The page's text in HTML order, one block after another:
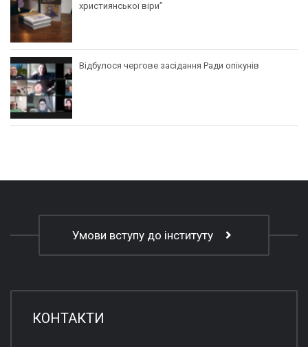
християнської віри”
Відбулося чергове засідання Ради опікунів
Умови вступу до інституту
КОНТАКТИ